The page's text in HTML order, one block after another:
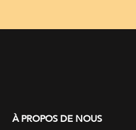
À PROPOS DE NOUS